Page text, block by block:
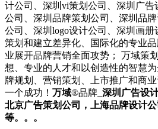
计公司 深圳 vi策划 公司 深圳 广告
公司
深圳 品牌策划 公司 深圳 品
公司
深圳 logo设计公司 深圳 画册
策划和建立差异化、国际化的专业
业展开品牌营销全面攻势； 万域策
想、专业的人才和以创造性的智慧
牌规划、营销策划、上市推广和商业
一个成功！ 万域®品牌_ 深圳 广告设
北京广告策划公司 ，上海品牌设计公
等。。。